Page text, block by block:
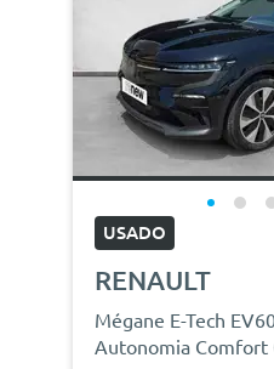
USADO
RENAULT
Mégane E-Tech
Autonomia Comfort